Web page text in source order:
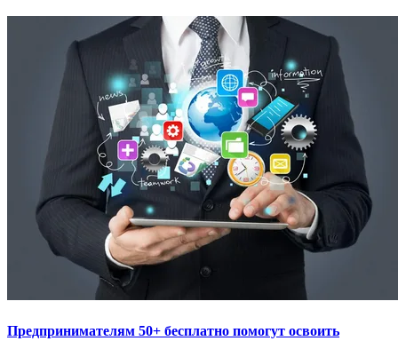
Предпринимателям 50+ бесплатно помогут освоить